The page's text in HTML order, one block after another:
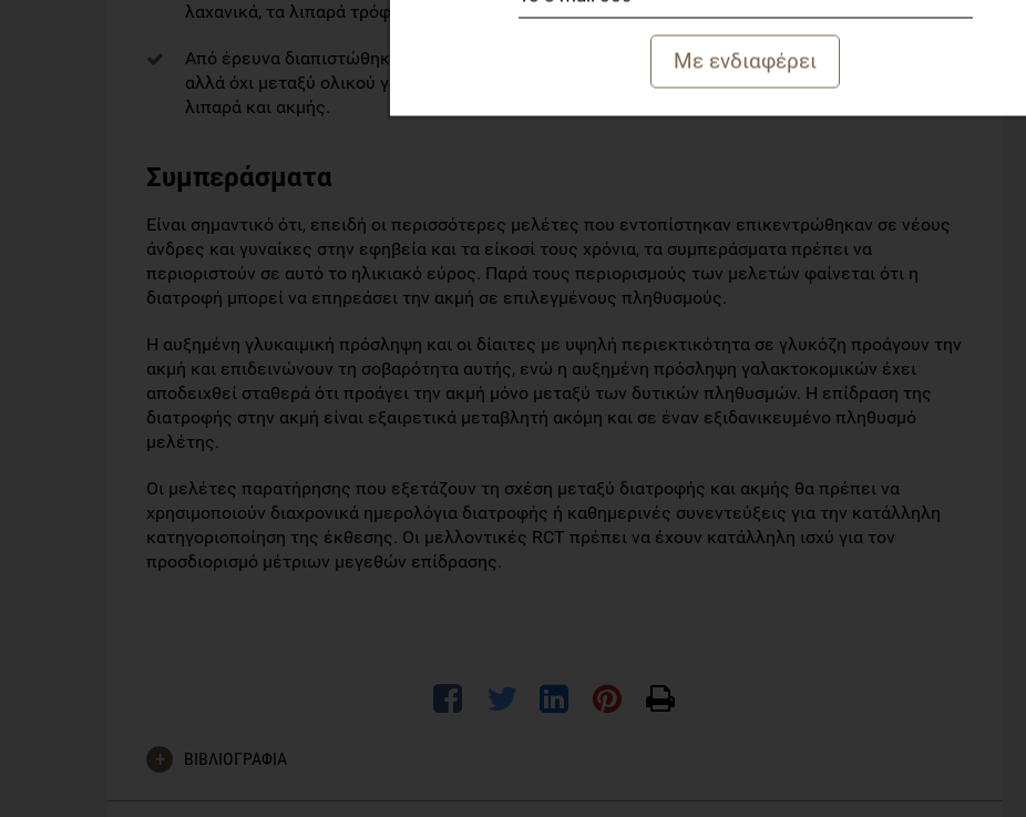
λαχανικά, τα λιπαρά τρόφιμα, τα αυγά και η σοκολάτα, έχουν συνδεθεί με την ακμή.
Από έρευνα διαπιστώθηκε σημαντική συσχέτιση μεταξύ αποβουτυρωμένου γάλακτος και ακμής,
αλλά όχι μεταξύ ολικού γάλακτος, πλήρους γάλακτος, γάλακτος 2% ή γάλακτος με χαμηλά
λιπαρά και ακμής.
Συμπεράσματα
Είναι σημαντικό ότι, επειδή οι περισσότερες μελέτες που εντοπίστηκαν επικεντρώθηκαν σε νέους
άνδρες και γυναίκες στην εφηβεία και τα είκοσί τους χρόνια, τα συμπεράσματα πρέπει να
περιοριστούν σε αυτό το ηλικιακό εύρος. Παρά τους περιορισμούς των μελετών φαίνεται ότι η
διατροφή μπορεί να επηρεάσει την ακμή σε επιλεγμένους πληθυσμούς.
Η αυξημένη γλυκαιμική πρόσληψη και οι δίαιτες με υψηλή περιεκτικότητα σε γλυκόζη προάγουν την
ακμή και επιδεινώνουν τη σοβαρότητα αυτής, ενώ η αυξημένη πρόσληψη γαλακτοκομικών έχει
αποδειχθεί σταθερά ότι προάγει την ακμή μόνο μεταξύ των δυτικών πληθυσμών. Η επίδραση της
διατροφής στην ακμή είναι εξαιρετικά μεταβλητή ακόμη και σε έναν εξιδανικευμένο πληθυσμό
μελέτης.
Οι μελέτες παρατήρησης που εξετάζουν τη σχέση μεταξύ διατροφής και ακμής θα πρέπει να
χρησιμοποιούν διαχρονικά ημερολόγια διατροφής ή καθημερινές συνεντεύξεις για την κατάλληλη
κατηγοριοποίηση της έκθεσης. Οι μελλοντικές RCT πρέπει να έχουν κατάλληλη ισχύ για τον
προσδιορισμό μέτριων μεγεθών επίδρασης.
ΒΙΒΛΙΟΓΡΑΦΙΑ